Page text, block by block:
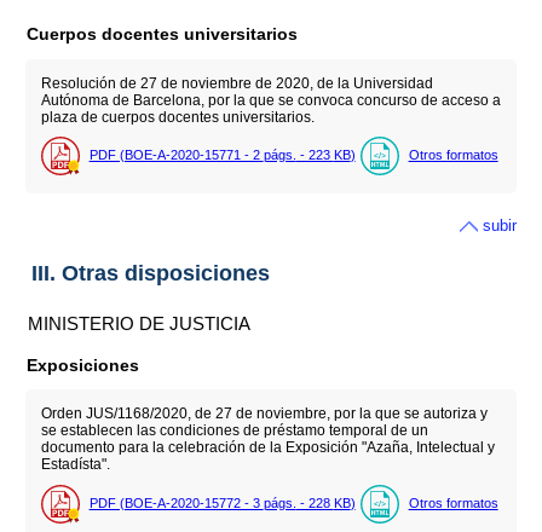
Cuerpos docentes universitarios
Resolución de 27 de noviembre de 2020, de la Universidad
Autónoma de Barcelona, por la que se convoca concurso de acceso a
plaza de cuerpos docentes universitarios.
PDF (BOE-A-2020-15771 - 2 págs. - 223 KB) Otros formatos
subir
III. Otras disposiciones
MINISTERIO DE JUSTICIA
Exposiciones
Orden JUS/1168/2020, de 27 de noviembre, por la que se autoriza y
se establecen las condiciones de préstamo temporal de un
documento para la celebración de la Exposición "Azaña, Intelectual y
Estadísta".
PDF (BOE-A-2020-15772 - 3 págs. - 228 KB) Otros formatos